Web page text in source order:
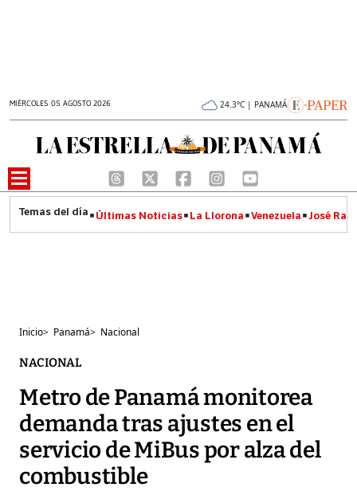
MIÉRCOLES 05 AGOSTO 2026 24.3°C | PANAMÁ
Últimas Noticias La Llorona Venezuela José
Inicio> Panamá> Nacional
NACIONAL
Metro de Panamá monitorea
demanda tras ajustes en el
servicio de MiBus por alza del
combustible